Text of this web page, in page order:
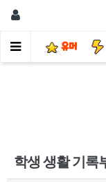
유머
학생 생활 기록